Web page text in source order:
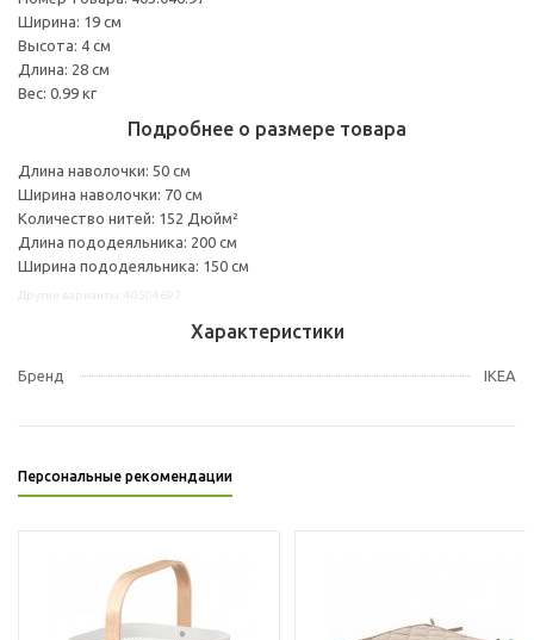
Ширина: 19 см
Высота: 4 см
Длина: 28 см
Вес: 0.99 кг
Подробнее о размере товара
Длина наволочки: 50 см
Ширина наволочки: 70 см
Количество нитей: 152 Дюйм²
Длина пододеяльника: 200 см
Ширина пододеяльника: 150 см
Характеристики
Бренд IKEA
Персональные рекомендации